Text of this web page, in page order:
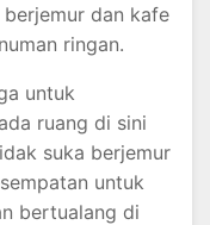
dan kafe
ringan.
untuk
ruang di sini
suka berjemur
untuk
bertualang di